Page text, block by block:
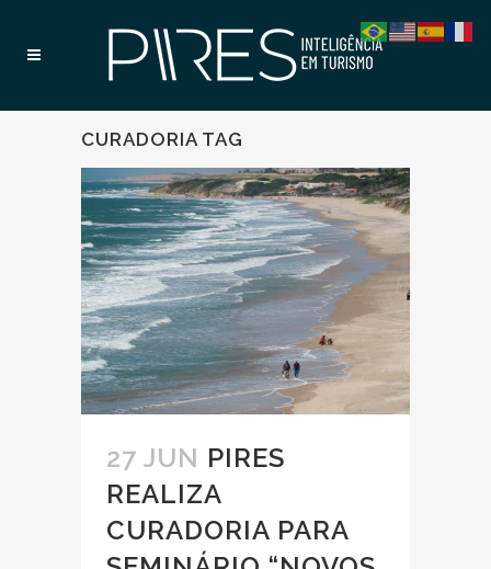
CURADORIA TAG
27 JUN PIRES
REALIZA
CURADORIA PARA